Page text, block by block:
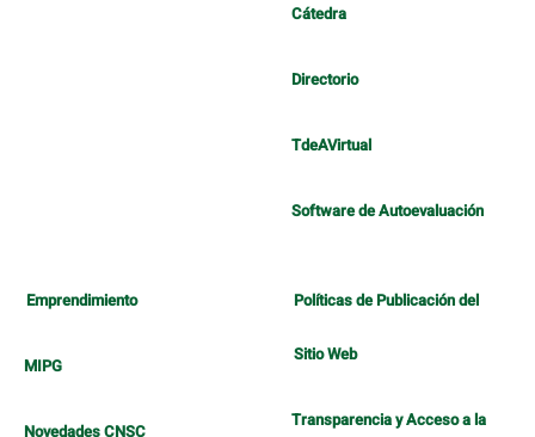
Cátedra
Directorio
TdeAVirtual
Software de Autoevaluación
Emprendimiento
MIPG
Novedades CNSC
Políticas de Publicación del
Sitio Web
Transparencia y Acceso a la